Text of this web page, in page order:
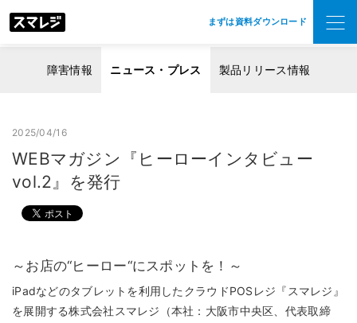
まずは資料ダウンロード
障害情報 ニュース・プレス 製品リリース情報
2025/04/16
WEBマガジン『ヒーローインタビュー
vol.2』を発行
～お店の“ヒーロー“にスポットを！～
iPadなどのタブレットを利用したクラウドPOSレジ『スマレジ』
を展開する株式会社スマレジ（本社：大阪市中央区、代表取締